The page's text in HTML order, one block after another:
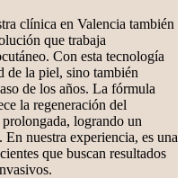
clínica en Valencia también
que trabaja
Con esta tecnología
de la piel, sino también
de los años. La fórmula
la regeneración del
logrando un
nuestra experiencia, es una
que buscan resultados